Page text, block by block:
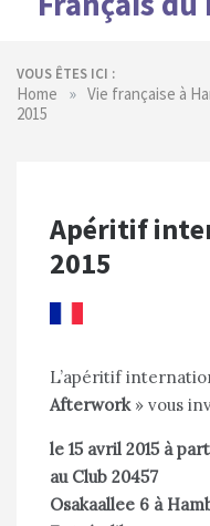
VOUS ÊTES ICI :
Home » Vie française à
2015
Apéritif
2015
L’apéritif
Afterwork» vous
le 15 avril 2015 à
au Club 20457
Osakaallee 6 à